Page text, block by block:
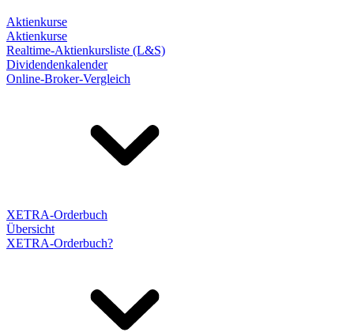
Aktienkurse
Aktienkurse
Realtime-Aktienkursliste (L&S)
Dividendenkalender
Online-Broker-Vergleich
XETRA-Orderbuch
Übersicht
XETRA-Orderbuch?